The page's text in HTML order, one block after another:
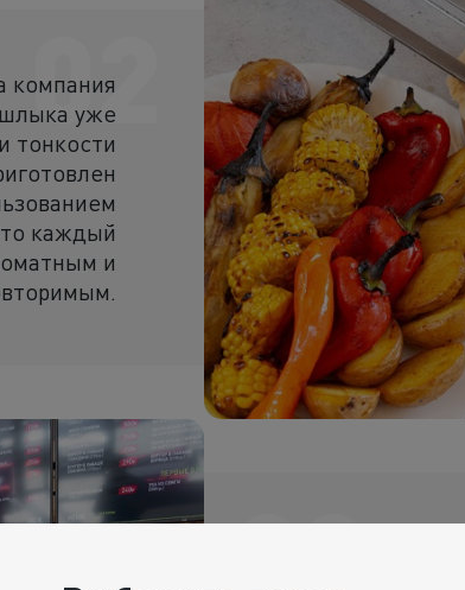
02
компания
уже
тонкости
каждый
и
03
Вкус и аромат,